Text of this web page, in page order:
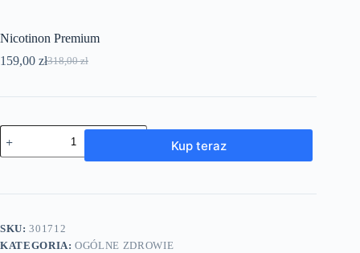
Nicotinon Premium
318,00zł
Pierwotna
wynosiła:
159,00 złAktualna
wynosi:
ilość
Nicotinon
Premium
Kup teraz
SKU:301712
KATEGORIA:OGÓLNE ZDROWIE